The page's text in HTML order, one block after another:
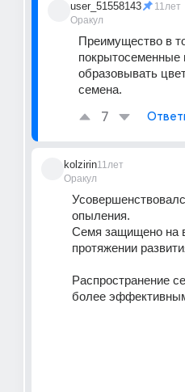
user_51558143
Оракул
11лет
Преимущество в
покрытосеменные
образовывать
семена.
7
kolzirin
Оракул
11лет
опыления.
Семя защищено на
протяжении
Распространение
более